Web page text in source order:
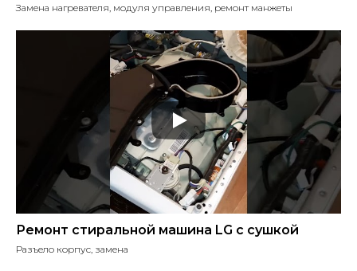
Замена нагревателя, модуля управления, ремонт манжеты
Ремонт стиральной машина LG с сушкой
Разъело корпус, замена